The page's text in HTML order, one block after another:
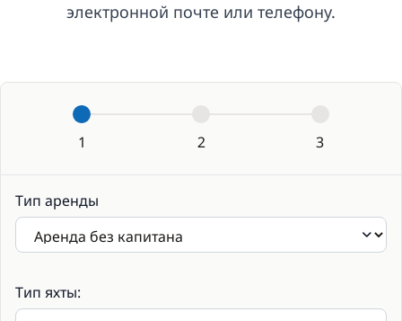
электронной почте или телефону.
1 2 3
Тип аренды
Тип яхты: